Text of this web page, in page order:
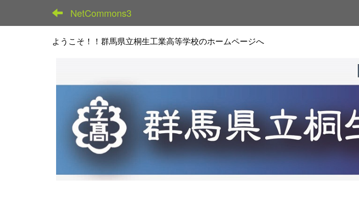
NetCommons3
ようこそ！！群馬県立桐生工業高等学校のホームページへ